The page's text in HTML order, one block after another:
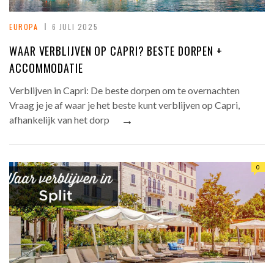
EUROPA 6 JULI 2025
WAAR VERBLIJVEN OP CAPRI? BESTE DORPEN +
ACCOMMODATIE
Verblijven in Capri: De beste dorpen om te overnachten
Vraag je je af waar je het beste kunt verblijven op Capri,
afhankelijk van het dorp
→
0